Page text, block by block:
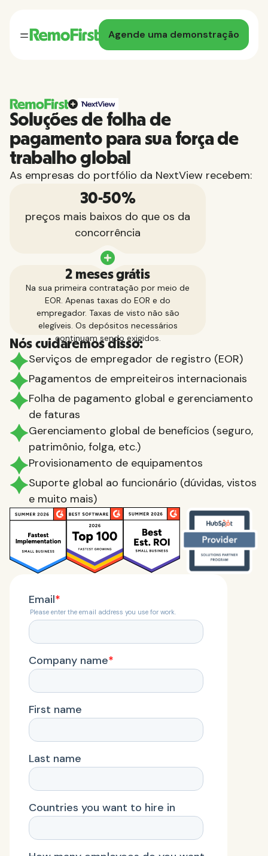
Agende uma demonstração
Soluções de folha de
pagamento para sua força de
trabalho global
As empresas do portfólio da NextView recebem:
30-50%
preços mais baixos do que os da
concorrência
2 meses grátis
Na sua primeira contratação por meio de
EOR. Apenas taxas do EOR e do
empregador. Taxas de visto não são
elegíveis. Os depósitos necessários
continuam sendo exigidos.
Nós cuidaremos disso:
Serviços de empregador de registro (EOR)
Pagamentos de empreiteiros internacionais
Folha de pagamento global e gerenciamento
de faturas
Gerenciamento global de benefícios (seguro,
patrimônio, folga, etc.)
Provisionamento de equipamentos
Suporte global ao funcionário (dúvidas, vistos
e muito mais)